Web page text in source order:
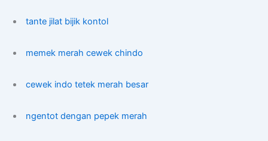
tante jilat bijik kontol
memek merah cewek chindo
cewek indo tetek merah besar
ngentot dengan pepek merah